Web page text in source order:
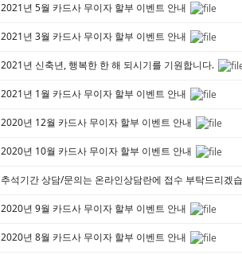
2021년 5월 카드사 무이자 할부 이벤트 안내
2021년 3월 카드사 무이자 할부 이벤트 안내
2021년 신축년, 행복한 한 해 되시기를 기원합니다.
2021년 1월 카드사 무이자 할부 이벤트 안내
2020년 12월 카드사 무이자 할부 이벤트 안내
2020년 10월 카드사 무이자 할부 이벤트 안내
추석기간 상담/문의는 온라인상담란에 접수 부탁드리겠
2020년 9월 카드사 무이자 할부 이벤트 안내
2020년 8월 카드사 무이자 할부 이벤트 안내